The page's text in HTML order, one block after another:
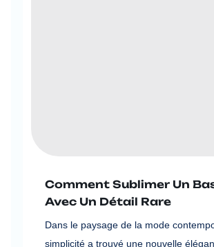
Comment Sublimer Un
Avec Un Détail Rare
Dans le paysage de la mode
simplicité a trouvé une nouvelle